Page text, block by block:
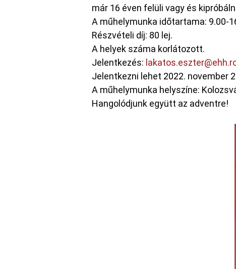
már 16 éven felüli vagy és
A műhelymunka időtartama: 9.00-
Részvételi díj: 80 lej.
A helyek száma korlátozott.
Jelentkezés:
Jelentkezni lehet 2022. november
A műhelymunka helyszíne:
Hangolódjunk együtt az adventre!